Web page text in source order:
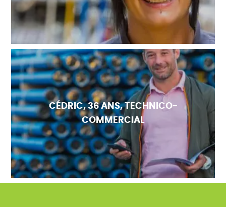
CÉDRIC, 36 ANS, TECHNICO-
COMMERCIAL